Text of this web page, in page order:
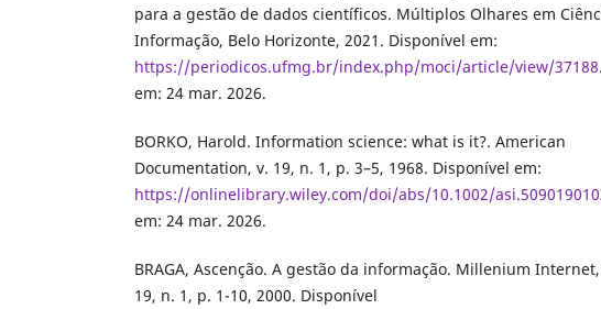
para a gestão de dados científicos. Múltiplos Olhares em
Informação, Belo Horizonte, 2021. Disponível em:
https://periodicos.ufmg.br/index.php/moci/article/view/37188
em: 24 mar. 2026.
BORKO, Harold. Information science: what is it?. American
Documentation, v. 19, n. 1, p. 3–5, 1968. Disponível em:
https://onlinelibrary.wiley.com/doi/abs/10.1002/
em: 24 mar. 2026.
BRAGA, Ascenção. A gestão da informação. Millenium
19, n. 1, p. 1-10, 2000. Disponível